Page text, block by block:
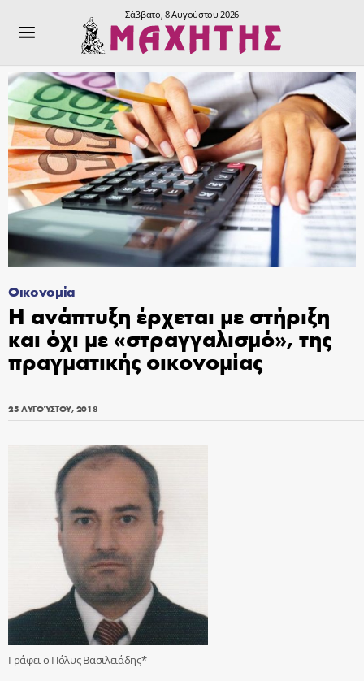
Σάββατο, 8 Αυγούστου 2026
Οικονομία
Η ανάπτυξη έρχεται με στήριξη
και όχι με «στραγγαλισμό», της
πραγματικής οικονομίας
25 ΑΥΓΟΎΣΤΟΥ, 2018
Γράφει ο Πόλυς Βασιλειάδης*